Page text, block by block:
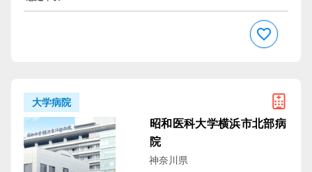
大学病院
昭和医科大学横浜市北部病
院
神奈川県